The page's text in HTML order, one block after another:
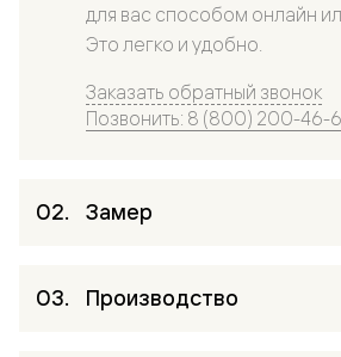
для вас способом онлайн
Это легко и удобно.
Заказать обратный звонок
Позвонить: 8 (800) 200-46-
Замер
Производство